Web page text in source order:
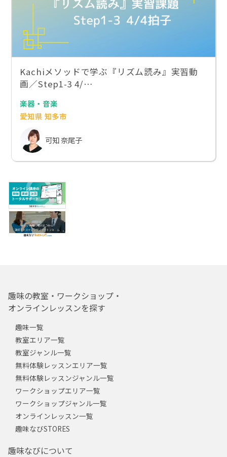
Kachiメソッドで学ぶ『リズム読み』実習動
画／Step1-3 4/…
楽器・音楽
愛知県 知多市
可知 奈尾子
趣味の教室・ワークショップ・
オンラインレッスンを探す
趣味一覧
教室エリア一覧
教室ジャンル一覧
無料体験レッスンエリア一覧
無料体験レッスンジャンル一覧
ワークショップエリア一覧
ワークショップジャンル一覧
オンラインレッスン一覧
趣味なびSTORES
趣味なびについて